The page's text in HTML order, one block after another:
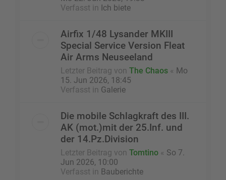
Verfasst in Ich biete
Airfix 1/48 Lysander MKIII
Special Service Version Fleat
Air Arms Neuseeland
Letzter Beitrag von The Chaos « Mo
15. Jun 2026, 18:45
Verfasst in Galerie
Die mobile Schlagkraft des III.
AK (mot.)mit der 25.Inf. und
der 14.Pz.Division
Letzter Beitrag von Tomtino « So 7.
Jun 2026, 10:00
Verfasst in Bauberichte